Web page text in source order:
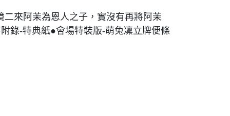
來阿茉為恩人之子，實沒有再將阿茉
錄-特典紙●會場特裝版-萌兔凜立牌便條